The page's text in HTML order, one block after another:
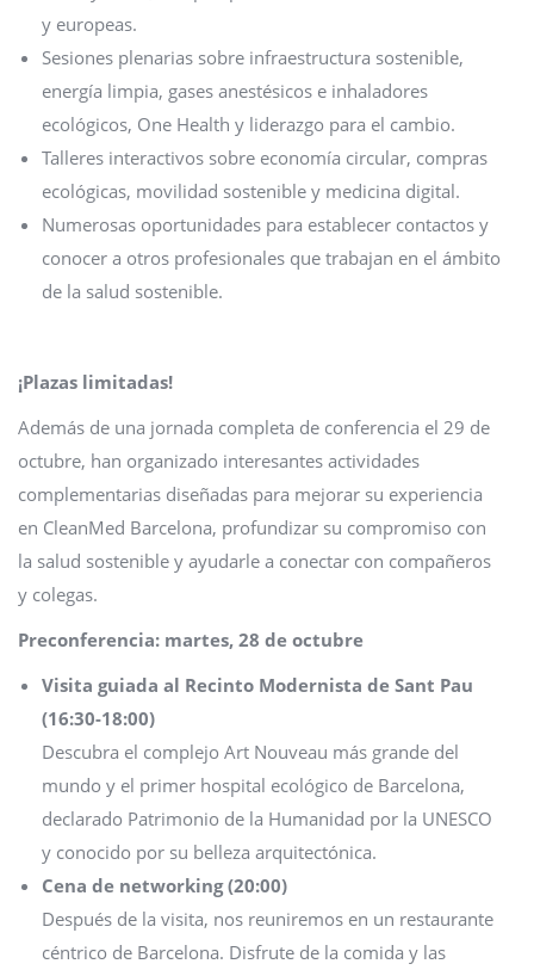
y europeas.
Sesiones plenarias sobre infraestructura sostenible,
energía limpia, gases anestésicos e inhaladores
ecológicos, One Health y liderazgo para el cambio.
Talleres interactivos sobre economía circular, compras
ecológicas, movilidad sostenible y medicina digital.
Numerosas oportunidades para establecer contactos y
conocer a otros profesionales que trabajan en el ámbito
de la salud sostenible.
¡Plazas limitadas!
Además de una jornada completa de conferencia el 29 de
octubre, han organizado interesantes actividades
complementarias diseñadas para mejorar su experiencia
en CleanMed Barcelona, profundizar su compromiso con
la salud sostenible y ayudarle a conectar con compañeros
y colegas.
Preconferencia: martes, 28 de octubre
Visita guiada al Recinto Modernista de Sant Pau
(16:30-18:00)
Descubra el complejo Art Nouveau más grande del
mundo y el primer hospital ecológico de Barcelona,
declarado Patrimonio de la Humanidad por la UNESCO
y conocido por su belleza arquitectónica.
Cena de networking (20:00)
Después de la visita, nos reuniremos en un restaurante
céntrico de Barcelona. Disfrute de la comida y las